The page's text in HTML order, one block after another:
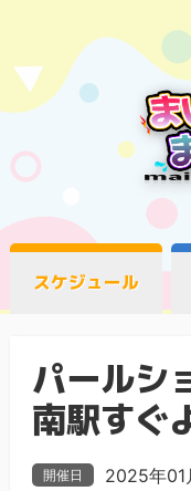
スケジュール
パールシ
南駅すぐ
開催日 2025年01